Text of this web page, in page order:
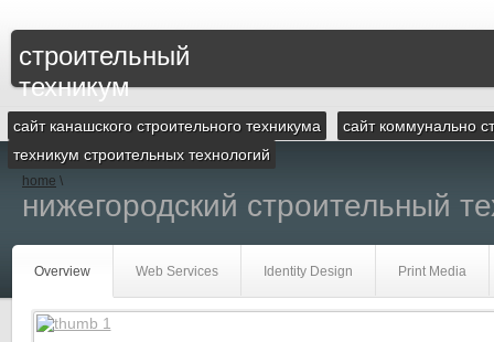
строительный
техникум
сайт канашского строительного техникума
сайт коммунально
техникум строительных технологий
home \
нижегородский строительный
Overview Web Services Identity Design Print Media